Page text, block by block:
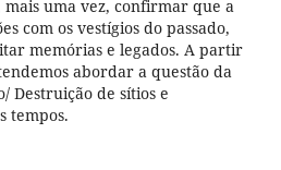
uma vez, confirmar que a
com os vestígios do passado,
memórias e legados. A partir
abordar a questão da
Destruição de sítios e
tempos.